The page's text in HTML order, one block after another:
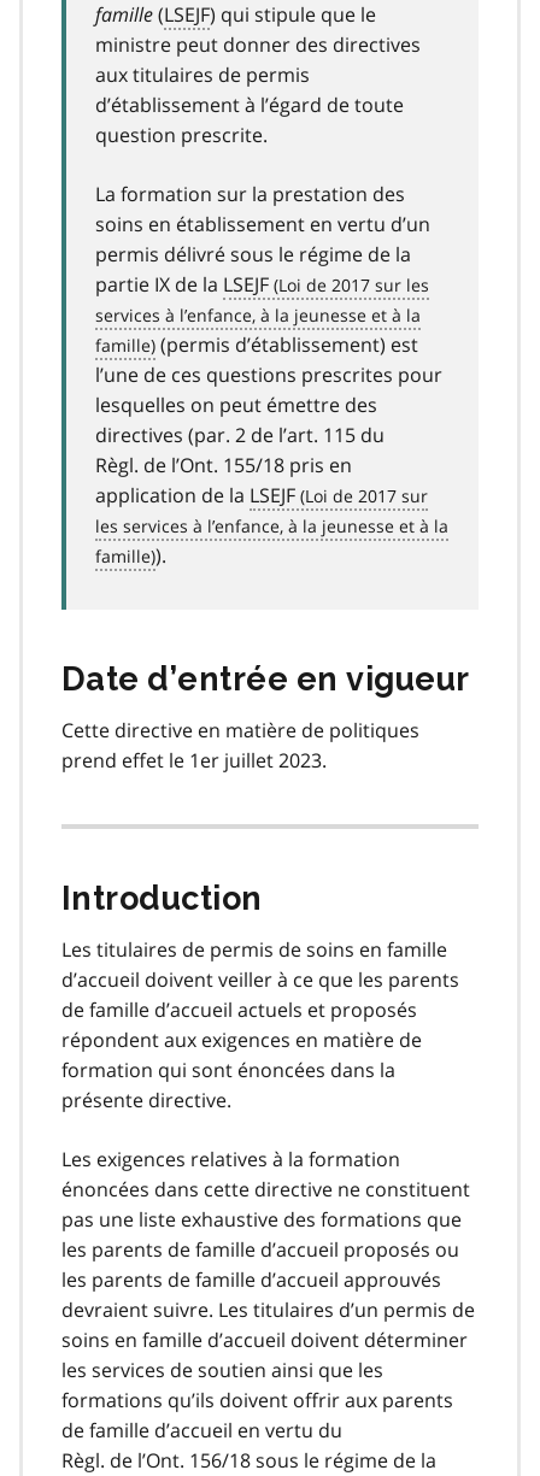
famille(LSEJF) qui stipule que le
ministre peut donner des directives
aux titulaires de permis
d’établissement à l’égard de toute
question prescrite.
La formation sur la prestation des
soins en établissement en vertu d’un
permis délivré sous le régime de la
partie IX de la LSEJF
(permis d’établissement) est
l’une de ces questions prescrites pour
lesquelles on peut émettre des
directives (par. 2 de l’art. 115 du
Règl. de l’Ont. 155/18 pris en
application de la LSEJF
).
Date d’entrée en vigueur
Cette directive en matière de politiques
prend effet le 1er juillet 2023.
Introduction
Les titulaires de permis de soins en famille
d’accueil doivent veiller à ce que les parents
de famille d’accueil actuels et proposés
répondent aux exigences en matière de
formation qui sont énoncées dans la
présente directive.
Les exigences relatives à la formation
énoncées dans cette directive ne constituent
pas une liste exhaustive des formations que
les parents de famille d’accueil proposés ou
les parents de famille d’accueil approuvés
devraient suivre. Les titulaires d’un permis de
soins en famille d’accueil doivent déterminer
les services de soutien ainsi que les
formations qu’ils doivent offrir aux parents
de famille d’accueil en vertu du
Règl. de l’Ont. 156/18 sous le régime de la